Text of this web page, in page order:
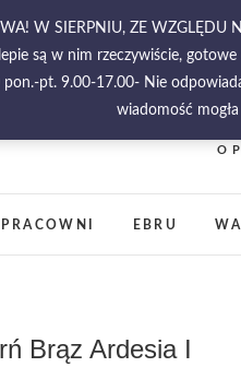
W SIERPNIU, ZE
są w nim rzeczywiście,
pt. 9.00-17.00- Nie
wiadomość
PIĘKNO
EBRU
Brąz Ardesia I